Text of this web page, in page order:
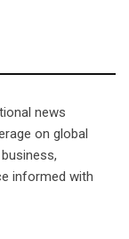
news
on global
informed with